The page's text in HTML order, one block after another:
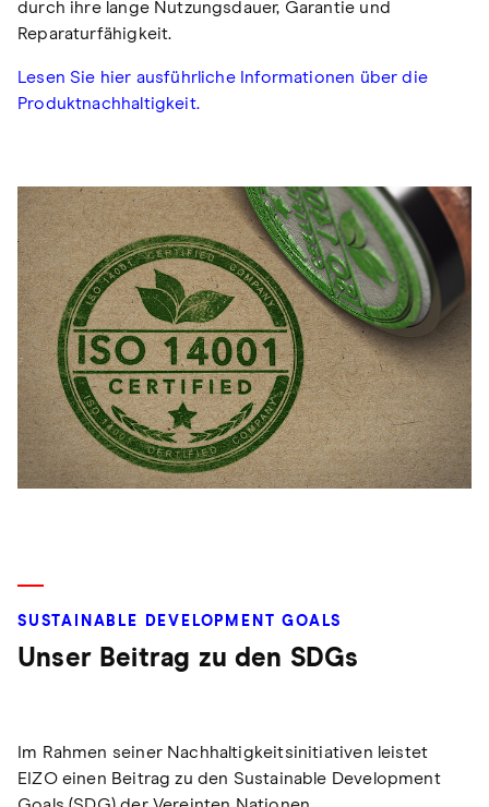
durch ihre lange Nutzungsdauer, Garantie und
Reparaturfähigkeit.
Lesen Sie hier ausführliche Informationen über die
Produktnachhaltigkeit.
SUSTAINABLE DEVELOPMENT GOALS
Unser Beitrag zu den SDGs
Im Rahmen seiner Nachhaltigkeitsinitiativen leistet
EIZO einen Beitrag zu den Sustainable Development